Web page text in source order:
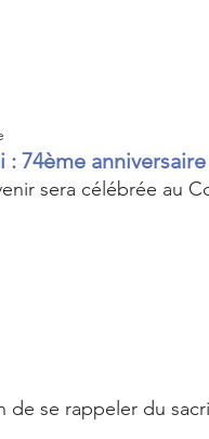
: 74ème
sera célébrée au
de se rappeler du